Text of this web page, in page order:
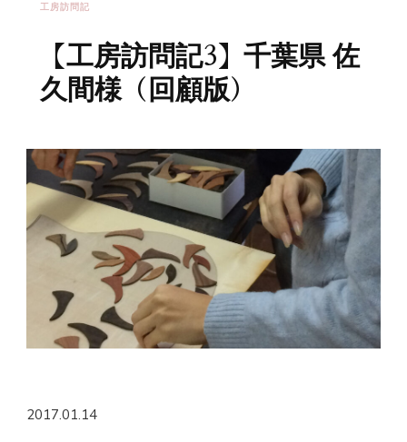
工房訪問記
【工房訪問記3】千葉県 佐
久間様（回顧版）
2017.01.14